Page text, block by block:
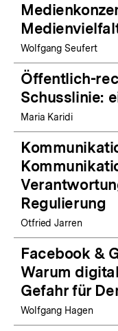
Wolfgang Seufert
Öffentlich-
Schusslinie:
Maria Karidi
Regulierung
Otfried Jarren
Facebook &
Warum
Gefahr für
Wolfgang Hagen